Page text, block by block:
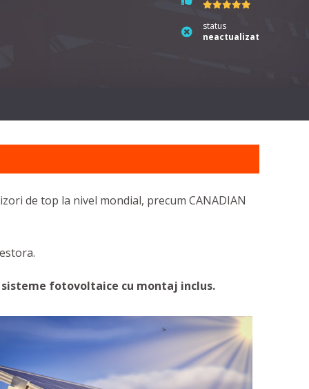
status
neactualizat
de top la nivel mondial, precum CANADIAN
fotovoltaice cu montaj inclus.